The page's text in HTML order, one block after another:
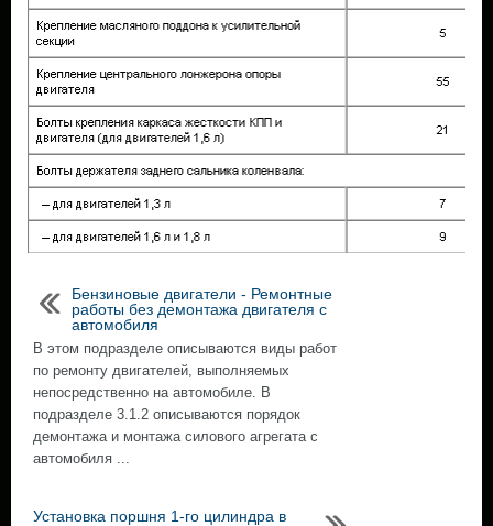
Бензиновые двигатели - Ремонтные
работы без демонтажа двигателя с
автомобиля
В этом подразделе описываются виды работ
по ремонту двигателей, выполняемых
непосредственно на автомобиле. В
подразделе 3.1.2 описываются порядок
демонтажа и монтажа силового агрегата с
автомобиля ...
Установка поршня 1-го цилиндра в